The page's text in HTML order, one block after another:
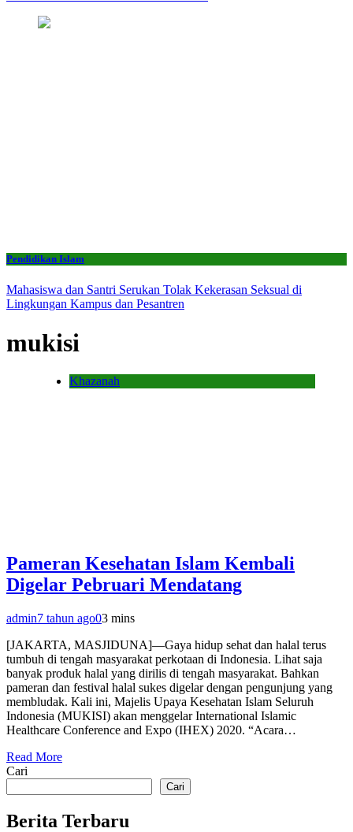
Pendidikan Islam
Mahasiswa dan Santri Serukan Tolak Kekerasan Seksual di
Lingkungan Kampus dan Pesantren
mukisi
Khazanah
Pameran Kesehatan Islam Kembali
Digelar Pebruari Mendatang
admin7 tahun ago03 mins
[JAKARTA, MASJIDUNA]—Gaya hidup sehat dan halal terus
tumbuh di tengah masyarakat perkotaan di Indonesia. Lihat saja
banyak produk halal yang dirilis di tengah masyarakat. Bahkan
pameran dan festival halal sukes digelar dengan pengunjung yang
membludak. Kali ini, Majelis Upaya Kesehatan Islam Seluruh
Indonesia (MUKISI) akan menggelar International Islamic
Healthcare Conference and Expo (IHEX) 2020. “Acara…
Read More
Cari
Cari
Berita Terbaru